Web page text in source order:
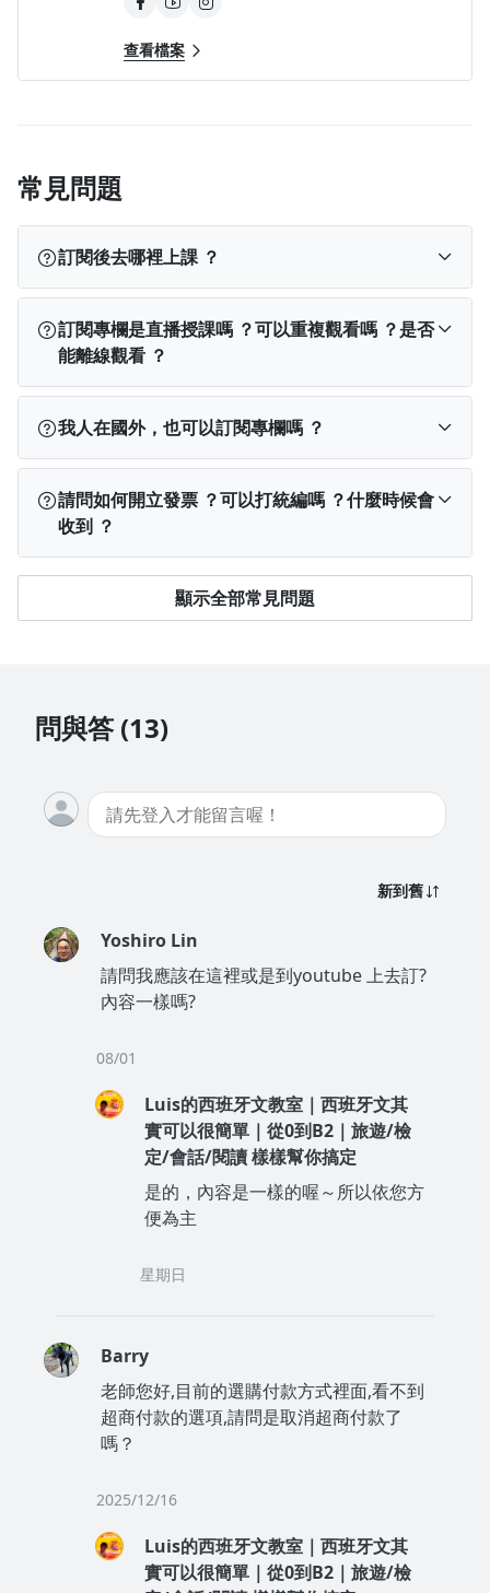
查看檔案
常見問題
訂閱後去哪裡上課 ？
訂閱完成後，您可以依使用裝置從以下位置找到課
程：
PPA App：登入 App → 點選下方「我的學習」→
查看「已開通」課程。
電腦版網站 ：登入 PPA → 點選右上角「
習」→ 查看「已開通」課程。
手機版網站：點左上角「≡」登入 → 再次點「≡」
→ 點選「我的學習」→ 查看「已開通」課程。
了不同帳號。請先登出，回到登入頁面點選「忘記
」查詢正確帳號，或查看購買後的通知
信，信中也會顯示您當時使用的信箱。
訂閱專欄是直播授課嗎 ？可以重複觀看嗎 ？是否
能離線觀看 ？
訂閱專欄不是直播，創作者會按照承諾內容每週或
每月更新教學，內容可包含影片、圖文。
除有特別說明觀看期間外，訂閱後在訂閱的期間內
，不限次數觀看。
由於專案內容之著作權歸屬創作者所有，系統也須
或是離線觀看。
我人在國外，也可以訂閱專欄嗎 ？
可以，海外學員可使用 Visa、MasterCard、JCB 等信
用卡或金融卡購買課程（提醒：聯卡無法於海外使
用）。
不過目前海外無法下載 PressPlay Academy App，請
手機網頁版學習。
請問如何開立發票 ？可以打統編嗎 ？什麼時候會
收到 ？
皆為電子發票 。 若您需要開立統編，請在結
帳前於付款資料中選擇「統編發票」，再完成付款。
顯示全部常見問題
問與答 (13)
新到舊
Yoshiro Lin
請問我應該在這裡或是到youtube 上去訂?
內容一樣嗎?
08/01
Luis的西班牙文教室｜西班牙文其
實可以很簡單｜從0到B2｜旅遊/檢
定/會話/閱讀 樣樣幫你搞定
是的，內容是一樣的喔～所以依您方
便為主
星期日
Barry
老師您好,目前的選購付款方式裡面,看不到
超商付款的選項,請問是取消超商付款了
嗎？
2025/12/16
Luis的西班牙文教室｜西班牙文其
實可以很簡單｜從0到B2｜旅遊/檢